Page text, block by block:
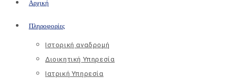
Αρχική
Πληροφορίες
Ιστορική αναδρομή
Διοικητική Υπηρεσία
Ιατρική Υπηρεσία